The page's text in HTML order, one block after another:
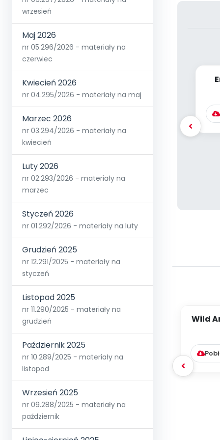
wrzesień
Maj 2026
nr 05.296/2026 - materiały na
czerwiec
Kwiecień 2026
nr 04.295/2026 - materiały na maj
Marzec 2026
nr 03.294/2026 - materiały na
kwiecień
Luty 2026
nr 02.293/2026 - materiały na
marzec
Styczeń 2026
nr 01.292/2026 - materiały na luty
Grudzień 2025
nr 12.291/2025 - materiały na
styczeń
Listopad 2025
nr 11.290/2025 - materiały na
grudzień
Październik 2025
nr 10.289/2025 - materiały na
listopad
Wrzesień 2025
nr 09.288/2025 - materiały na
październik
Wild